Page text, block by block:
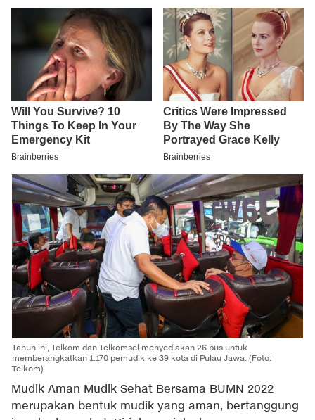
Tahun ini, Telkom dan Telkomsel menyediakan 26 bus untuk
memberangkatkan 1.170 pemudik ke 39 kota di Pulau Jawa. (Foto:
Telkom)
Mudik Aman Mudik Sehat Bersama BUMN 2022
merupakan bentuk mudik yang aman, bertanggung